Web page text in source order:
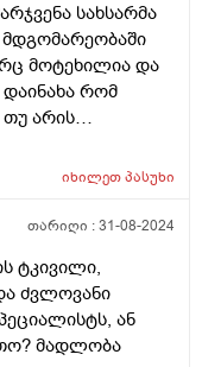
სახსარმა
მოტეხილია და
დაინახა რომ
თუ არის
იხილეთპასუხი
თარიღი :31-08-2024
ტკივილი,
ძვლოვანი
ან
მადლობა